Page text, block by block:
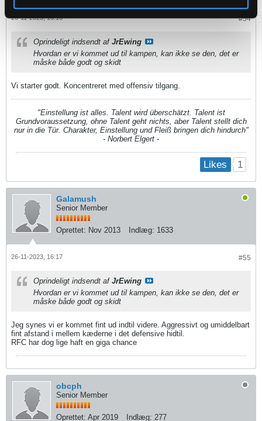
#54
26-11-2023, 16:16
Oprindeligt indsendt af JrEwing
Hvordan er vi kommet ud til kampen, kan ikke se den, det er
måske både godt og skidt
Vi starter godt. Koncentreret med offensiv tilgang.
"Einstellung ist alles. Talent wird überschätzt. Talent ist
Grundvoraussetzung, ohne Talent geht nichts, aber Talent stellt dich
nur in die Tür. Charakter, Einstellung und Fleiß bringen dich hindurch"
- Norbert Elgert -
Likes 1
Galamush
Senior Member
Oprettet: Nov 2013 Indlæg: 1633
#55
26-11-2023, 16:17
Oprindeligt indsendt af JrEwing
Hvordan er vi kommet ud til kampen, kan ikke se den, det er
måske både godt og skidt
Jeg synes vi er kommet fint ud indtil videre. Aggressivt og umiddelbart
fint afstand i mellem kæderne i det defensive hidtil.
RFC har dog lige haft en giga chance
obcph
Senior Member
Oprettet: Apr 2019 Indlæg: 277